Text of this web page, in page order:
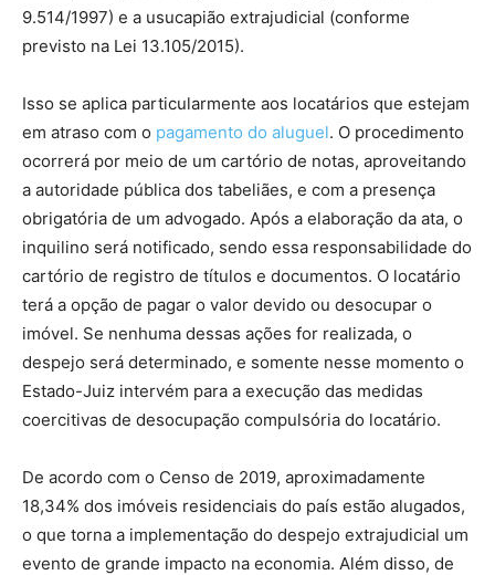
9.514/1997) e a usucapião extrajudicial (conforme
previsto na Lei 13.105/2015).
Isso se aplica particularmente aos locatários que estejam
em atraso com o pagamento do aluguel. O procedimento
ocorrerá por meio de um cartório de notas, aproveitando
a autoridade pública dos tabeliães, e com a presença
obrigatória de um advogado. Após a elaboração da ata, o
inquilino será notificado, sendo essa responsabilidade do
cartório de registro de títulos e documentos. O locatário
terá a opção de pagar o valor devido ou desocupar o
imóvel. Se nenhuma dessas ações for realizada, o
despejo será determinado, e somente nesse momento o
Estado-Juiz intervém para a execução das medidas
coercitivas de desocupação compulsória do locatário.
De acordo com o Censo de 2019, aproximadamente
18,34% dos imóveis residenciais do país estão alugados,
o que torna a implementação do despejo extrajudicial um
evento de grande impacto na economia. Além disso, de